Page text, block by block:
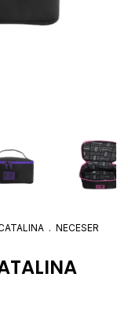
. NECESER